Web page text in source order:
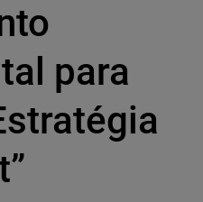
para